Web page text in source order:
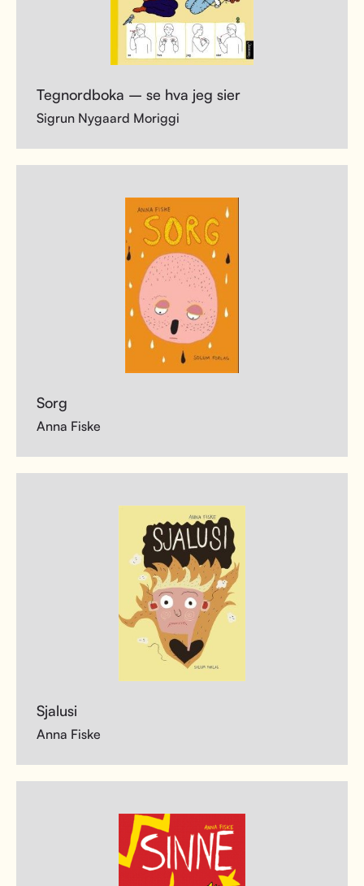
Tegnordboka – se hva jeg sier
Sigrun Nygaard Moriggi
Sorg
Anna Fiske
Sjalusi
Anna Fiske